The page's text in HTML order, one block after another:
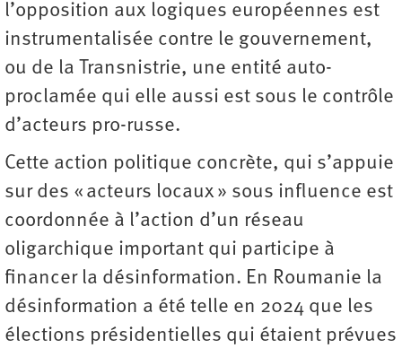
l’opposition aux logiques européennes est
instrumentalisée contre le gouvernement,
ou de la Transnistrie, une entité auto-
proclamée qui elle aussi est sous le contrôle
d’acteurs pro-russe.
Cette action politique concrète, qui s’appuie
sur des « acteurs locaux » sous influence est
coordonnée à l’action d’un réseau
oligarchique important qui participe à
financer la désinformation. En Roumanie la
désinformation a été telle en 2024 que les
élections présidentielles qui étaient prévues